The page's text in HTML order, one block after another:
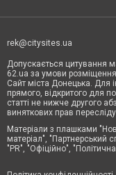
rek@citysites.ua
Допускається цитування
62.ua за умови
Сайт міста Донецька. Для
прямого, відкритого для
статті не нижче другого
виняткових прав
Матеріали з плашками
матеріал", "Партнерський
"PR", "Офіційно",